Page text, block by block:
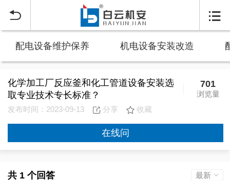
 
配电设备维护保养 机电设备安装改造
化学加工厂反应釜和化工管道设备安装选
取专业技术专长标准？
701
浏览量
发布时间：2023-09-13
分享 收藏
在线问
共 1 个回答 最新